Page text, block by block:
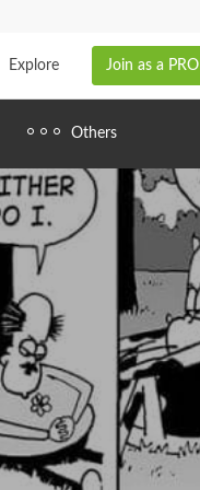
Explore Join as a PRO
Others